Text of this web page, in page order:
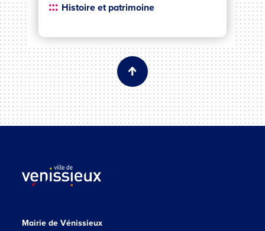
Histoire et patrimoine
Mairie de Vénissieux